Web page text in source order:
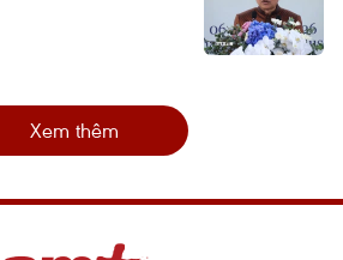
Xem thêm